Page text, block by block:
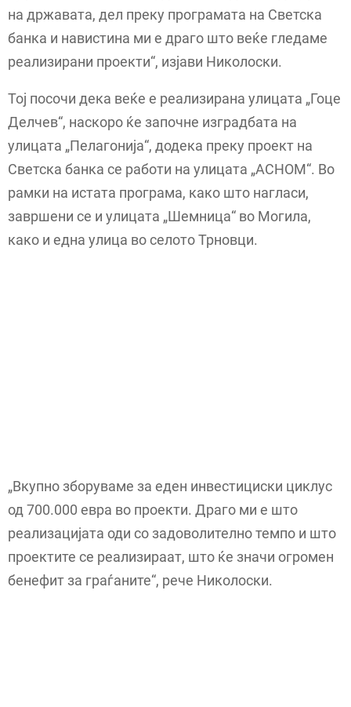
на државата, дел преку програмата на Светска
банка и навистина ми е драго што веќе гледаме
реализирани проекти“, изјави Николоски.
Тој посочи дека веќе е реализирана улицата „Гоце
Делчев“, наскоро ќе започне изградбата на
улицата „Пелагонија“, додека преку проект на
Светска банка се работи на улицата „АСНОМ“. Во
рамки на истата програма, како што нагласи,
завршени се и улицата „Шемница“ во Могила,
како и една улица во селото Трновци.
„Вкупно зборуваме за еден инвестициски циклус
од 700.000 евра во проекти. Драго ми е што
реализацијата оди со задоволително темпо и што
проектите се реализираат, што ќе значи огромен
бенефит за граѓаните“, рече Николоски.